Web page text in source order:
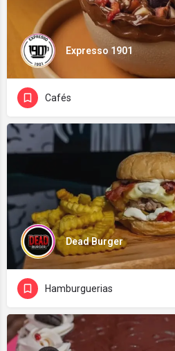
Expresso 1901
Cafés
Dead Burger
Hamburguerias